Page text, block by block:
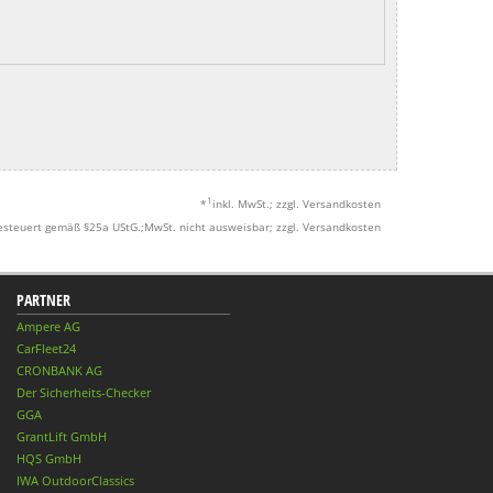
* 1 inkl. MwSt.; zzgl. Versandkosten
gemäß §25a UStG.;MwSt. nicht ausweisbar; zzgl. Versandkosten
PARTNER
Ampere AG
CarFleet24
CRONBANK AG
Der Sicherheits-Checker
GGA
GrantLift GmbH
HQS GmbH
IWA OutdoorClassics